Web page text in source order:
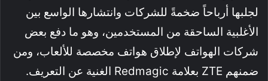
لجلبها أرباحاً ضخمةً للشركات وانتشارها الواسع بين
الأغلبية الساحقة من المستخدمين، وهو ما دفع بعض
شركات الهواتف لإطلاق هواتف مخصصة للألعاب، ومن
ضمنهم ZTE بعلامة Redmagic الغنية عن التعريف.